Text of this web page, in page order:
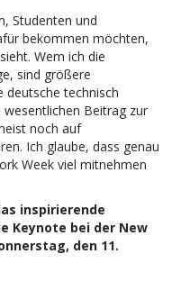
Studenten und
bekommen möchten,
Wem ich die
sind größere
deutsche technisch
Beitrag zur
noch auf
Ich glaube, dass genau
Week viel mitnehmen
inspirierende
Keynote bei der New
den 11.